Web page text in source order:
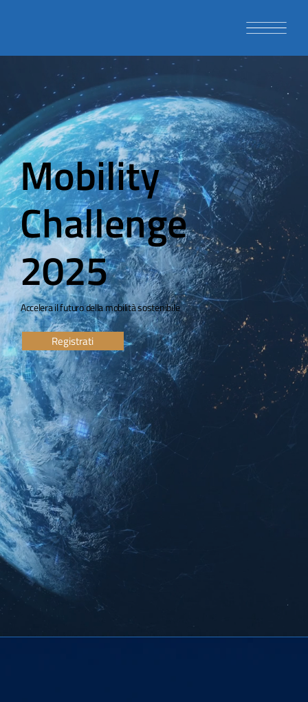
Mobility
Challenge
2025
Accelera il futuro della mobilità sostenibile
Registrati